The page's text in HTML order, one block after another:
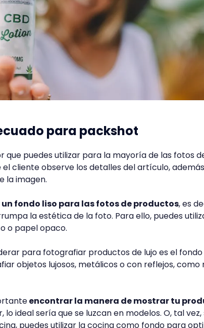
para packshot
que puedes utilizar para la mayoría de las fotos
cliente observe los detalles del artículo,
la imagen.
fondo liso para las fotos de productos, es
la estética de la foto. Para ello, puedes
o papel opaco.
para fotografiar productos de lujo es el
objetos lujosos, metálicos o con reflejos, como
encontrar la manera de mostrar tu
lo ideal sería que se luzcan en modelos. O, tal vez,
puedes utilizar la cocina como fondo para